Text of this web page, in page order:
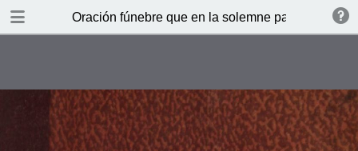
Oración fúnebre que en la solemne parentación
TABLE OF CONTENTS
colocaron en el túmulo y cuerpo de
la Capilla de la Universidad